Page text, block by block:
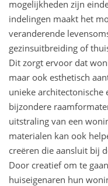
mogelijkheden zijn
indelingen maakt het
veranderende
gezinsuitbreiding of
Dit zorgt ervoor dat
maar ook esthetisch
unieke architectonische
bijzondere
uitstraling van een
materialen kan ook
creëren die aansluit bij
Door creatief om te
huiseigenaren hun